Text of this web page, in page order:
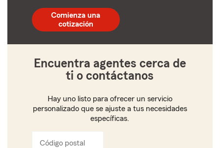
postal
de
5
Comienza una
cotización
Encuentra agentes cerca de
ti o contáctanos
Hay uno listo para ofrecer un servicio
personalizado que se ajuste a tus necesidades
específicas.
Código postal